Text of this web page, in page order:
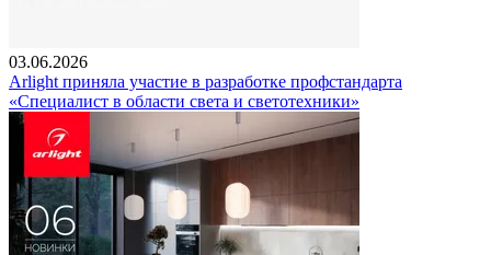
03.06.2026
Arlight приняла участие в разработке профстандарта
«Специалист в области света и светотехники»